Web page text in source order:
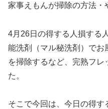
家事えもんが掃除の方法・
4月26日の得する人損する
能洗剤（マル秘洗剤）で
を掃除するなど、完熟フ
た。
そこで今回は、今日の得